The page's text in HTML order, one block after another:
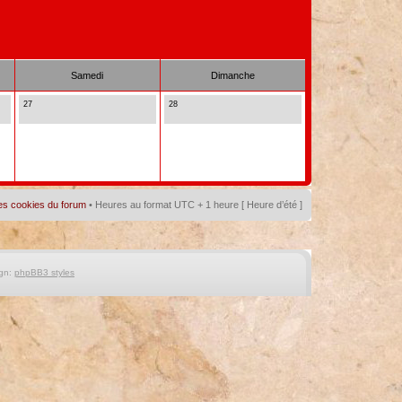
Samedi Dimanche
27 28
cookies du forum • Heures au format UTC + 1 heure [ Heure d’été ]
phpBB3 styles